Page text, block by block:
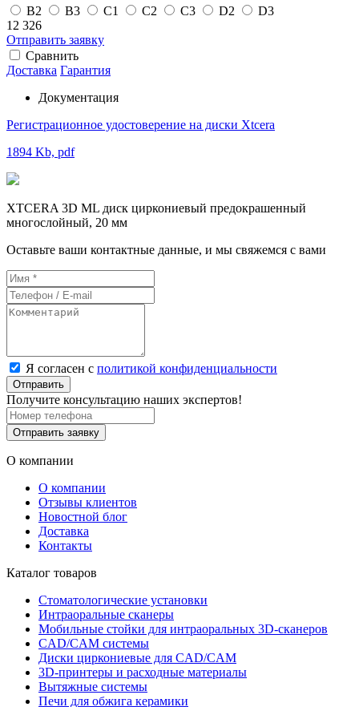
B2
B3 С1 С2 С3 D2
D3
12 326
Отправить заявку
Сравнить
Доставка Гарантия
Документация
Регистрационное удостоверение на диски Xtcera
1894 Kb, pdf
XTCERA 3D ML диск циркониевый предокрашенный
многослойный, 20 мм
Оставьте ваши контактные данные, и мы свяжемся с вами
Я согласен с политикой конфиденциальности
Отправить
Получите консультацию наших экспертов!
Отправить заявку
О компании
О компании
Отзывы клиентов
Новостной блог
Доставка
Контакты
Каталог товаров
Стоматологические установки
Интраоральные сканеры
Мобильные стойки для интраоральных 3D-сканеров
CAD/CAM системы
Диски циркониевые для CAD/CAM
3D-принтеры и расходные материалы
Вытяжные системы
Печи для обжига керамики